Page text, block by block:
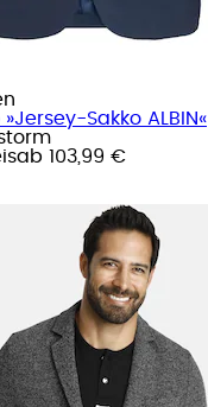
Sakko ALBIN«
ab 103,99 €